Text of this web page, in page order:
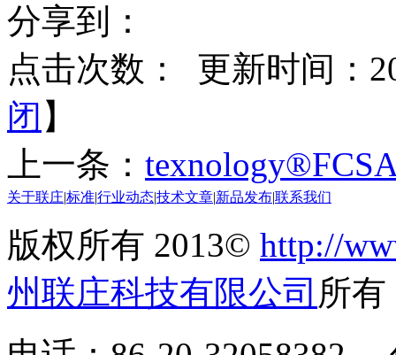
分享到：
点击次数：
更新时间：
闭 】
上一条：
关于联庄|标准|行业动态|技术文章|新品发布|联系我们
版权所有 2013© http://
州联庄科技有限公司 所